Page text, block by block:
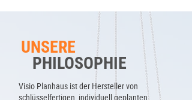
UNSERE
PHILOSOPHIE
Visio Planhaus ist der Hersteller von
schlüsselfertigen, individuell geplanten